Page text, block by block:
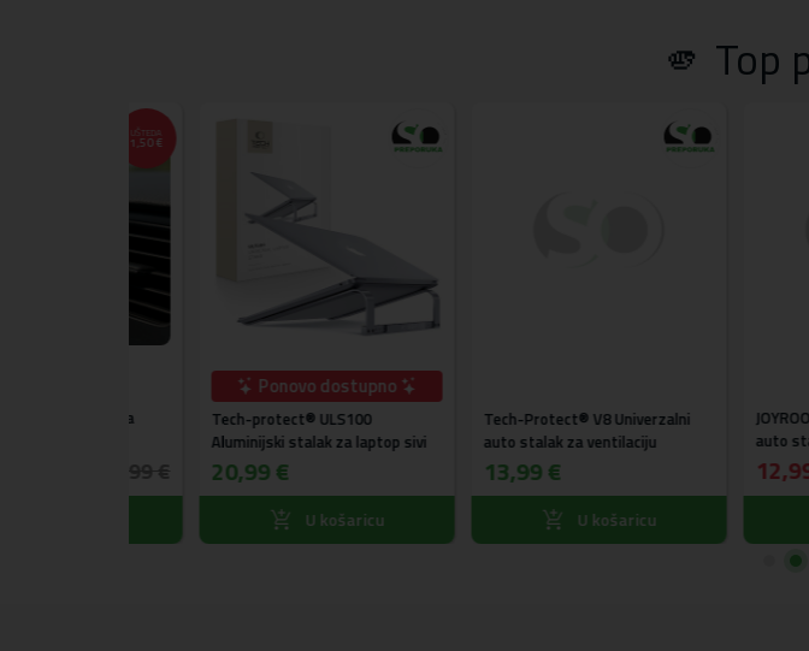
🫵 Top
Ponovo dostupno
Tech-protect® ULS100
Aluminijski stalak za laptop sivi
20,99 €
U košaricu
Tech-Protect® V8 Univerzalni
auto stalak za ventilaciju
13,99 €
U košaricu
JOYROOM®
auto stalak za
12,99 €